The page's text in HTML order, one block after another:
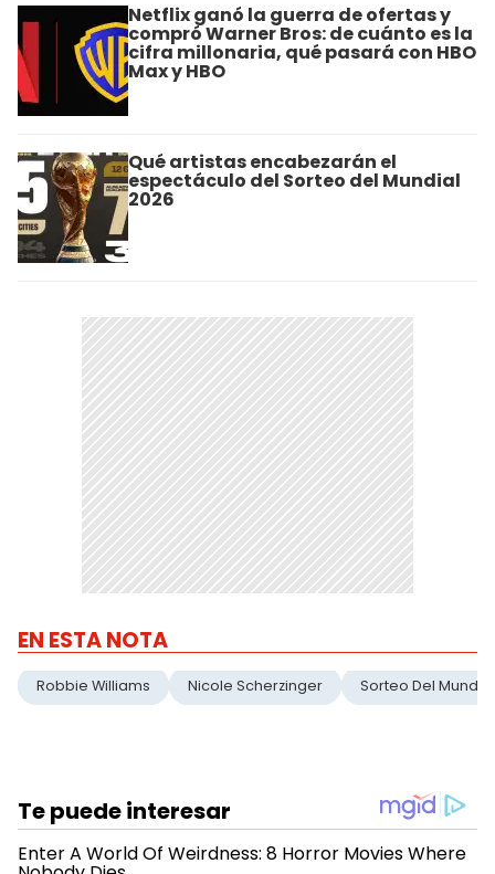
Netflix ganó la guerra de ofertas y
compró Warner Bros: de cuánto es la
cifra millonaria, qué pasará con HBO
Max y HBO
Qué artistas encabezarán el
espectáculo del Sorteo del Mundial
2026
EN ESTA NOTA
Robbie Williams Nicole Scherzinger Sorteo Del